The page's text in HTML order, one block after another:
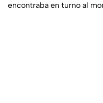
encontraba en turno al